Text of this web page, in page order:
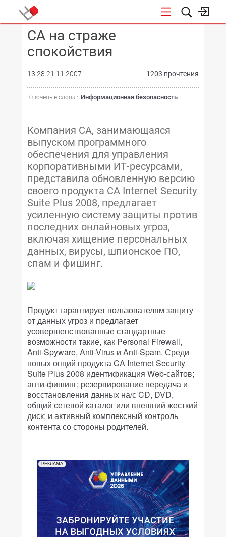
CA на страже
спокойствия
13:28 21.11.2007 1203 прочтения
Ключевые слова : Информационная безопасность
Компания CA, занимающаяся
выпуском программного
обеспечения для управления
корпоративными ИТ-ресурсами,
представила обновленную версию
своего продукта CA Internet Security
Suite Plus 2008, предлагает
усиленную систему защиты против
последних онлайновых угроз,
включая хищение персональных
данных, вирусы, шпионское ПО,
спам и фишинг.
Продукт гарантирует пользователям защиту
от данных угроз и предлагает
усовершенствованные стандартные
возможности такие, как Personal Firewall,
Anti-Spyware, Anti-Virus и Anti-Spam. Среди
новых опций продукта CA Internet Security
Suite Plus 2008 идентификация Web-сайтов;
анти-фишинг; резервирование передача и
восстановления данных на/с CD, DVD,
общий сетевой каталог или внешний жесткий
диск; и активный комплексный контроль
контента со стороны родителей.
РЕКЛАМА